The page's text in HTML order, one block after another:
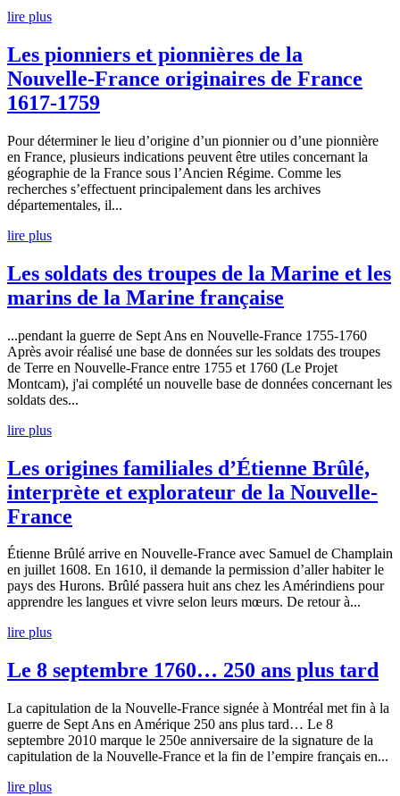
lire plus
Les pionniers et pionnières de la
Nouvelle-France originaires de France
1617-1759
Pour déterminer le lieu d’origine d’un pionnier ou d’une pionnière
en France, plusieurs indications peuvent être utiles concernant la
géographie de la France sous l’Ancien Régime. Comme les
recherches s’effectuent principalement dans les archives
départementales, il...
lire plus
Les soldats des troupes de la Marine et les
marins de la Marine française
...pendant la guerre de Sept Ans en Nouvelle-France 1755-1760
Après avoir réalisé une base de données sur les soldats des troupes
de Terre en Nouvelle-France entre 1755 et 1760 (Le Projet
Montcam), j'ai complété un nouvelle base de données concernant les
soldats des...
lire plus
Les origines familiales d’Étienne Brûlé,
interprète et explorateur de la Nouvelle-
France
Étienne Brûlé arrive en Nouvelle-France avec Samuel de Champlain
en juillet 1608. En 1610, il demande la permission d’aller habiter le
pays des Hurons. Brûlé passera huit ans chez les Amérindiens pour
apprendre les langues et vivre selon leurs mœurs. De retour à...
lire plus
Le 8 septembre 1760… 250 ans plus tard
La capitulation de la Nouvelle-France signée à Montréal met fin à la
guerre de Sept Ans en Amérique 250 ans plus tard… Le 8
septembre 2010 marque le 250e anniversaire de la signature de la
capitulation de la Nouvelle-France et la fin de l’empire français en...
lire plus